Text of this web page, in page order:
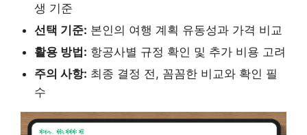
생 기준
선택 기준: 본인의 여행 계획 유동성과 가격 비교
활용 방법: 항공사별 규정 확인 및 추가 비용 고려
주의 사항: 최종 결정 전, 꼼꼼한 비교와 확인 필
수